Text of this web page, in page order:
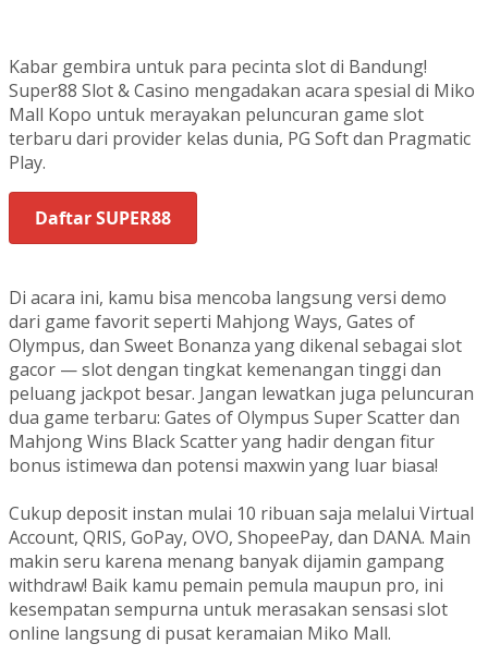
Kabar gembira untuk para pecinta slot di Bandung!
Super88 Slot & Casino mengadakan acara spesial di Miko
Mall Kopo untuk merayakan peluncuran game slot
terbaru dari provider kelas dunia, PG Soft dan Pragmatic
Play.
Daftar SUPER88
Di acara ini, kamu bisa mencoba langsung versi demo
dari game favorit seperti Mahjong Ways, Gates of
Olympus, dan Sweet Bonanza yang dikenal sebagai slot
gacor — slot dengan tingkat kemenangan tinggi dan
peluang jackpot besar. Jangan lewatkan juga peluncuran
dua game terbaru: Gates of Olympus Super Scatter dan
Mahjong Wins Black Scatter yang hadir dengan fitur
bonus istimewa dan potensi maxwin yang luar biasa!
Cukup deposit instan mulai 10 ribuan saja melalui Virtual
Account, QRIS, GoPay, OVO, ShopeePay, dan DANA. Main
makin seru karena menang banyak dijamin gampang
withdraw! Baik kamu pemain pemula maupun pro, ini
kesempatan sempurna untuk merasakan sensasi slot
online langsung di pusat keramaian Miko Mall.